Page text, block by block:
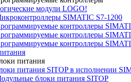
модули LOGO!
SIMATIC S7-1200
контроллеры
контроллеры
контроллеры
питания
питания SITOP в исполнении
блоки питания SITOP